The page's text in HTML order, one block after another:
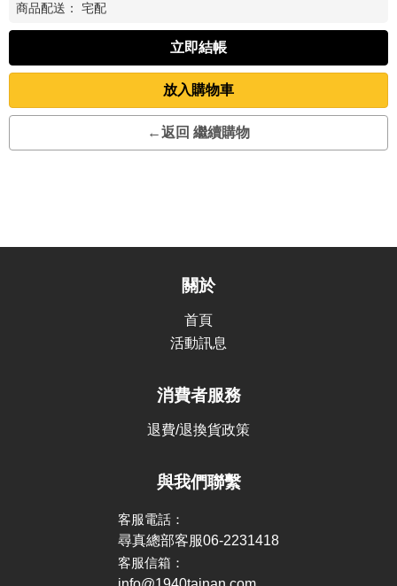
商品配送： 宅配
立即結帳
放入購物車
←返回 繼續購物
關於
首頁
活動訊息
消費者服務
退費/退換貨政策
與我們聯繫
客服電話：
尋真總部客服06-2231418
客服信箱：